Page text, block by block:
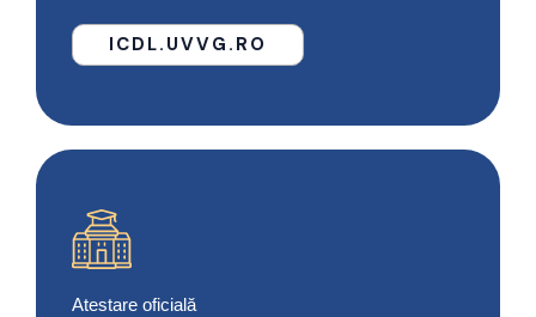
ICDL.UVVG.RO
Atestare oficială